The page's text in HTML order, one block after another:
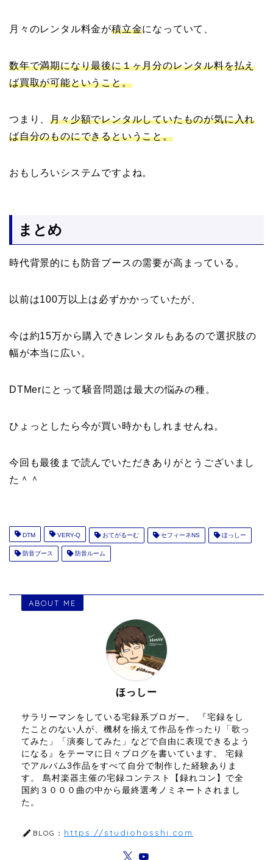
月々のレンタル料金が積立金になっていて、
数年で満期になり最後に１ヶ月分のレンタル料を払え
ば買取が可能ということ。
つまり、月々少額でレンタルしていたものが気に入れ
ば自分のものにできるということ。
おもしろいシステムですよね。
まとめ
時代背景的にも防音ブースの需要が高まっている。
以前は100万以上は必ずかかっていたが、
今は約15万から購入できレンタルもあるので選択肢の
幅が本当に広い。
DTMerにとって騒音問題は最大の悩みの種。
ひょっとしたら今が買い時かもしれませんね。
今回も最後まで読んでいただきありがとうございまし
た＾＾
DTM VERY-Q おてがるーむ セフィーネNS ほっしー
防音ブース 防音ルーム
ABOUT ME
ほっしー
サラリーマンをしている宅録系ブロガー。 『宅録をし
たことのない人が、機材を揃えて作品を作ったり「歌っ
てみた」「演奏してみた」などで自由に表現できるよう
になる』をテーマに日々ブログを書いています。 宅録
でアルバム3作品をすべて自分で制作した経験ありま
す。 島村楽器主催の宅録コンテスト【録れコン】で全
国約３０００曲の中から最終選考ノミネートされまし
た。
BLOG： https://studiohosshi.com